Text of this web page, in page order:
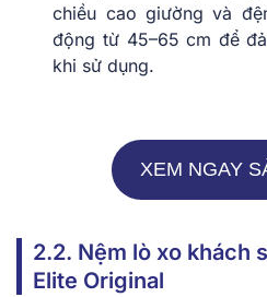
chiều cao giường và
động từ 45–65 cm để
khi sử dụng.
XEM NGAY
2.2. Nệm lò xo khách
Elite Original